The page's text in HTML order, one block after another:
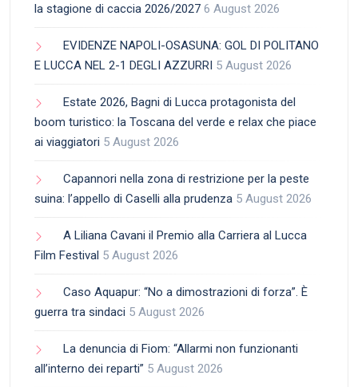
la stagione di caccia 2026/2027 6 August 2026
EVIDENZE NAPOLI-OSASUNA: GOL DI POLITANO
E LUCCA NEL 2-1 DEGLI AZZURRI 5 August 2026
Estate 2026, Bagni di Lucca protagonista del
boom turistico: la Toscana del verde e relax che piace
ai viaggiatori 5 August 2026
Capannori nella zona di restrizione per la peste
suina: l’appello di Caselli alla prudenza 5 August 2026
A Liliana Cavani il Premio alla Carriera al Lucca
Film Festival 5 August 2026
Caso Aquapur: “No a dimostrazioni di forza”. È
guerra tra sindaci 5 August 2026
La denuncia di Fiom: “Allarmi non funzionanti
all’interno dei reparti” 5 August 2026